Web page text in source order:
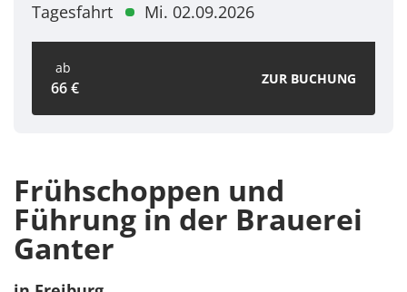
Tagesfahrt Mi. 02.09.2026
ab
66 € ZUR BUCHUNG
Frühschoppen und
Führung in der Brauerei
Ganter